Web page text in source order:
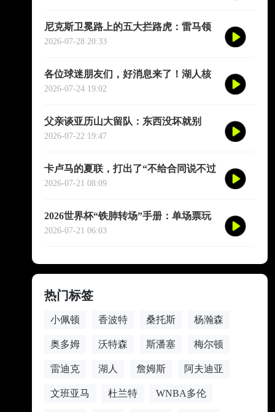
尼克斯卫冕路上的五大拦路虎：雷马领
衔，76人四巨头在列
2026-07-28 20:33
各位球迷朋友们，好消息来了！湖人核
心后卫奥斯汀·里夫斯的2026中国行「紫
2026-07-24 19:02
父亲谈亚历山大留队：东西没坏就别
修，他不会被夜生活诱惑走
2026-07-22 19:47
卡卢马的夏联，打出了“不给合同说不过
去”的数据
2026-07-21 08:09
2026世界杯“铁肺转场”手册：单场票玩
家的极限跨城生存法则
2026-07-21 06:03
热门标签
小佩顿 香波特 桑托斯 杨瀚森
奥多姆 沃特森 斯潘塞 梅尔顿
雷迪克 湖人 詹姆斯 阿夫迪亚
文班亚马 杜兰特 WNBA多伦